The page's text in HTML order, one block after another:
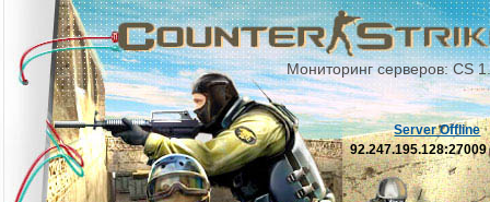
Мониторинг серверов: CS
Server Offline
92.247.195.128:27009